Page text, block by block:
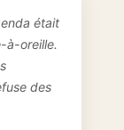
était
à-oreille.
des